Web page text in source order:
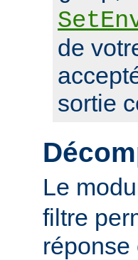
de
sortie
Le
filtre
réponse